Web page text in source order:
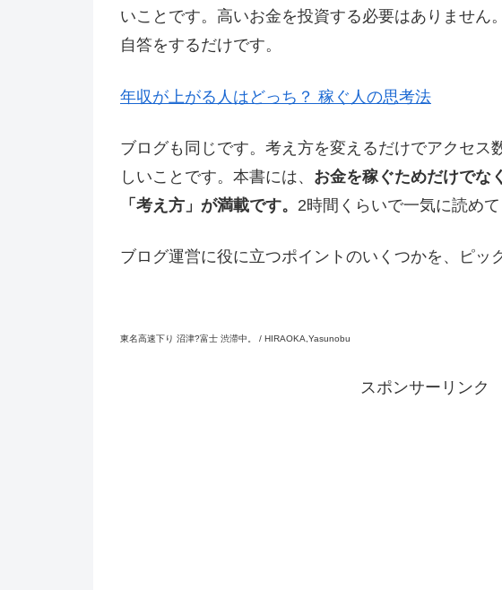
いことです。高いお金を投資する必要はありません
自答をするだけです。
年収が上がる人はどっち？ 稼ぐ人の思考法
ブログも同じです。考え方を変えるだけでアクセス
しいことです。本書には、 お金を稼ぐためだけでな
「考え方」が満載です。 2時間くらいで一気に読め
ブログ運営に役に立つポイントのいくつかを、ピッ
東名高速下り 沼津?富士 渋滞中。 / HIRAOKA,Yasunobu
スポンサーリンク